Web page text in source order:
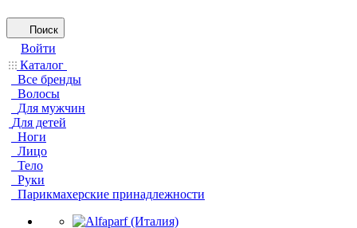
Поиск
Войти
Каталог
Все бренды
Волосы
Для мужчин
Для детей
Ноги
Лицо
Тело
Руки
Парикмахерские принадлежности